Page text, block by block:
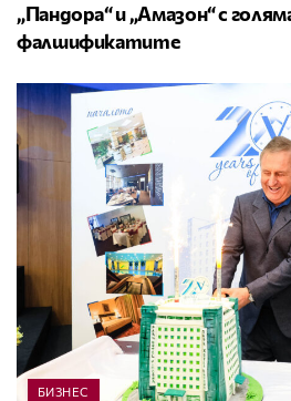
„Пандора“ и „Амазон“ с
фалшификатите
БИЗНЕС